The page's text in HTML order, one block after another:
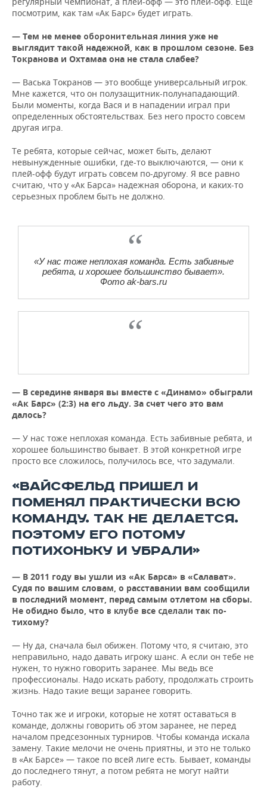
посмотрим, как там «Ак Барс» будет играть.
— Тем не менее оборонительная линия уже не
выглядит такой надежной, как в прошлом сезоне. Без
Токранова и Охтамаа она не стала слабее?
— Васька Токранов — это вообще универсальный игрок.
Мне кажется, что он полузащитник-полунападающий.
Были моменты, когда Вася и в нападении играл при
определенных обстоятельствах. Без него просто совсем
другая игра.
Те ребята, которые сейчас, может быть, делают
невынужденные ошибки, где-то выключаются, — они к
плей-офф будут играть совсем по-другому. Я все равно
считаю, что у «Ак Барса» надежная оборона, и каких-то
серьезных проблем быть не должно.
«У нас тоже неплохая команда. Есть забивные
ребята, и хорошее большинство бывает».
Фото ak-bars.ru
— В середине января вы вместе с «Динамо» обыграли
«Ак Барс» (2:3) на его льду. За счет чего это вам
далось?
— У нас тоже неплохая команда. Есть забивные ребята, и
хорошее большинство бывает. В этой конкретной игре
просто все сложилось, получилось все, что задумали.
«ВАЙСФЕЛЬД ПРИШЕЛ И
ПОМЕНЯЛ ПРАКТИЧЕСКИ ВСЮ
КОМАНДУ. ТАК НЕ ДЕЛАЕТСЯ.
ПОЭТОМУ ЕГО ПОТОМУ
ПОТИХОНЬКУ И УБРАЛИ»
— В 2011 году вы ушли из «Ак Барса» в «Салават».
Судя по вашим словам, о расставании вам сообщили
в последний момент, перед самым отлетом на сборы.
Не обидно было, что в клубе все сделали так по-
тихому?
— Ну да, сначала был обижен. Потому что, я считаю, это
неправильно, надо давать игроку шанс. А если он тебе не
нужен, то нужно говорить заранее. Мы ведь все
профессионалы. Надо искать работу, продолжать строить
жизнь. Надо такие вещи заранее говорить.
Точно так же и игроки, которые не хотят оставаться в
команде, должны говорить об этом заранее, не перед
началом предсезонных турниров. Чтобы команда искала
замену. Такие мелочи не очень приятны, и это не только
в «Ак Барсе» — такое по всей лиге есть. Бывает, команды
до последнего тянут, а потом ребята не могут найти
работу.